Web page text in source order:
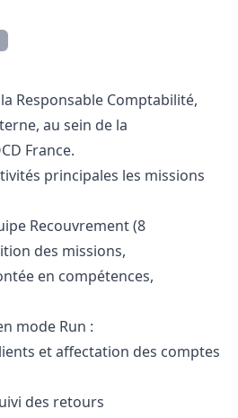
Responsable Comptabilité,
au sein de la
France.
principales les missions
Recouvrement (8
des missions,
en compétences,
mode Run :
et affectation des comptes
des retours